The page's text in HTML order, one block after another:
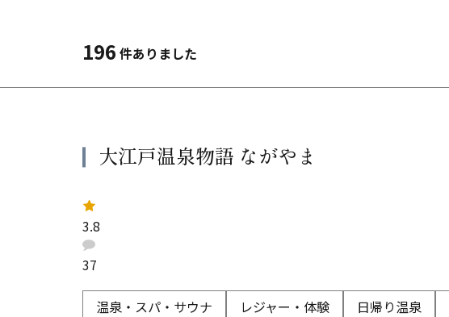
ミュージアム・ギャラリー
イタリアン・フレンチ 中華料理
196 件ありました
大江戸温泉物語 ながやま
温泉・スパ・サウナ レジャー・体験 日帰り温泉
レ
ー
ト
：
3.8
口
コ
ミ
37